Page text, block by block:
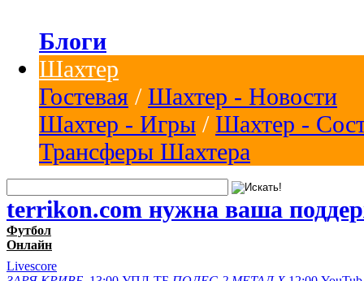
Блоги
Шахтер
Гостевая / Шахтер - Новости
Шахтер - Игры / Шахтер -
Трансферы Шахтера
terrikon.com нужна ваша
Футбол
Онлайн
Livescore